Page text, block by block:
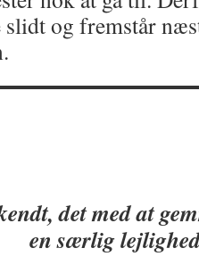
slidt og fremstår
det med at
en særlig